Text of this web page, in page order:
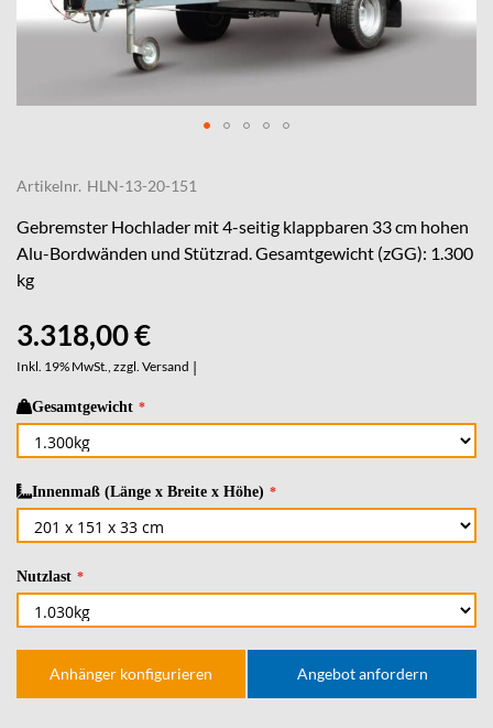
the
beginning
of
the
images
Artikelnr. HLN-13-20-151
Gebremster Hochlader mit 4-seitig klappbaren 33 cm hohen
Alu-Bordwänden und Stützrad. Gesamtgewicht (zGG): 1.300
kg
3.318,00 €
Inkl. 19% MwSt., zzgl. Versand |
Gesamtgewicht
Innenmaß (Länge x Breite x Höhe)
Nutzlast
Anhänger konfigurieren Angebot anfordern